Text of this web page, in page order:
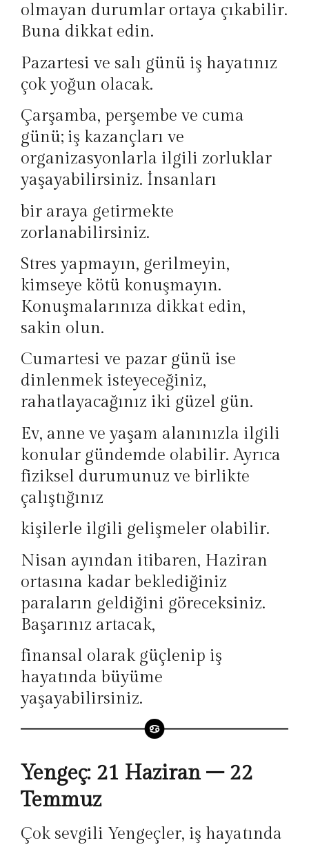
olmayan durumlar ortaya çıkabilir.
Buna dikkat edin.
Pazartesi ve salı günü iş hayatınız
çok yoğun olacak.
Çarşamba, perşembe ve cuma
günü; iş kazançları ve
organizasyonlarla ilgili zorluklar
yaşayabilirsiniz. İnsanları
bir araya getirmekte
zorlanabilirsiniz.
Stres yapmayın, gerilmeyin,
kimseye kötü konuşmayın.
Konuşmalarınıza dikkat edin,
sakin olun.
Cumartesi ve pazar günü ise
dinlenmek isteyeceğiniz,
rahatlayacağınız iki güzel gün.
Ev, anne ve yaşam alanınızla ilgili
konular gündemde olabilir. Ayrıca
fiziksel durumunuz ve birlikte
çalıştığınız
kişilerle ilgili gelişmeler olabilir.
Nisan ayından itibaren, Haziran
ortasına kadar beklediğiniz
paraların geldiğini göreceksiniz.
Başarınız artacak,
finansal olarak güçlenip iş
hayatında büyüme
yaşayabilirsiniz.
Yengeç: 21 Haziran – 22
Temmuz
Çok sevgili Yengeçler, iş hayatında